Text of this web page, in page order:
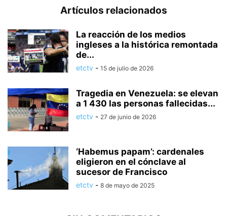
Artículos relacionados
La reacción de los medios
ingleses a la histórica remontada
de...
etctv - 15 de julio de 2026
Tragedia en Venezuela: se elevan
a 1 430 las personas fallecidas...
etctv - 27 de junio de 2026
‘Habemus papam’: cardenales
eligieron en el cónclave al
sucesor de Francisco
etctv - 8 de mayo de 2025